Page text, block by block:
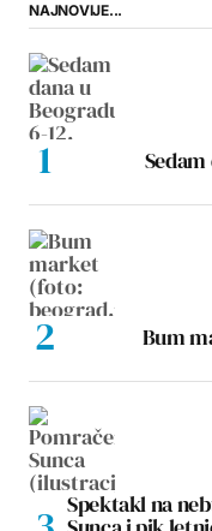
NAJNOVIJE...
Bum
Spektakl na